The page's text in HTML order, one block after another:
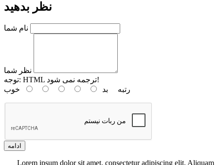
نظر بدهید
نام شما
نظر شما
توجه:
HTML ترجمه نمی شود!
رتبه بد خوب
ادامه
Lorem ipsum dolor sit amet, consectetur adipiscing elit. Aliquam